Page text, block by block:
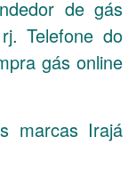
de gás
Telefone do
gás online
marcas Irajá